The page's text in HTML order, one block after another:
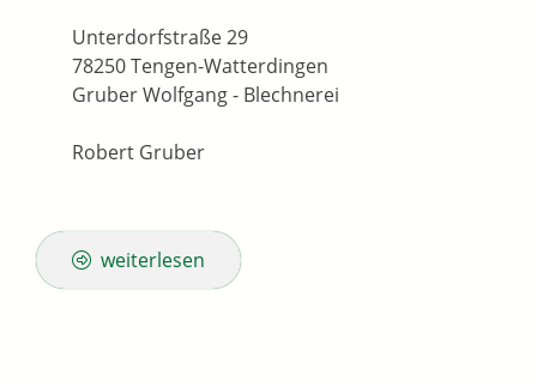
Gruber Wolfgang - Blechnerei
Unterdorfstraße 29
78250Tengen-Watterdingen
Robert Gruber
weiterlesen